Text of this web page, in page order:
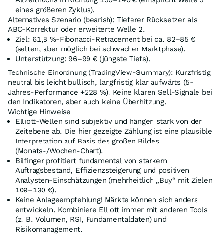
eines größeren Zyklus).
Alternatives Szenario (bearish): Tieferer Rücksetzer als
ABC-Korrektur oder erweiterte Welle 2.
Ziel: 61,8 %-Fibonacci-Retracement bei ca. 82–85 €
(selten, aber möglich bei schwacher Marktphase).
Unterstützung: 96–99 € (jüngste Tiefs).
Technische Einordnung (TradingView-Summary): Kurzfristig
neutral bis leicht bullisch, langfristig klar aufwärts (5-
Jahres-Performance +228 %). Keine klaren Sell-Signale bei
den Indikatoren, aber auch keine Überhitzung.
Wichtige Hinweise
Elliott-Wellen sind subjektiv und hängen stark von der
Zeitebene ab. Die hier gezeigte Zählung ist eine plausible
Interpretation auf Basis des großen Bildes
(Monats-/Wochen-Chart).
Bilfinger profitiert fundamental von starkem
Auftragsbestand, Effizienzsteigerung und positiven
Analysten-Einschätzungen (mehrheitlich „Buy“ mit Zielen
109–130 €).
Keine Anlageempfehlung! Märkte können sich anders
entwickeln. Kombiniere Elliott immer mit anderen Tools
(z. B. Volumen, RSI, Fundamentaldaten) und
Risikomanagement.